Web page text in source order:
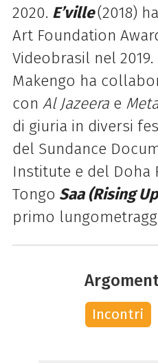
2020. E’ville(2018)
Art Foundation
Videobrasil nel
Makengo ha
con Al Jazeerae
di giuria in diversi
del Sundance
Institute e del Doha
Tongo Saa (Rising
primo
Incontri